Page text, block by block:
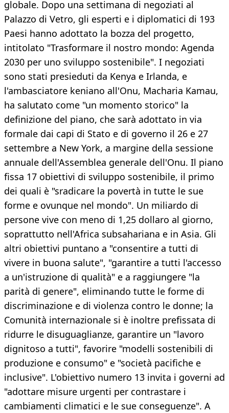
globale. Dopo una settimana di negoziati al
Palazzo di Vetro, gli esperti e i diplomatici di 193
Paesi hanno adottato la bozza del progetto,
intitolato "Trasformare il nostro mondo: Agenda
2030 per uno sviluppo sostenibile". I negoziati
sono stati presieduti da Kenya e Irlanda, e
l'ambasciatore keniano all'Onu, Macharia Kamau,
ha salutato come "un momento storico" la
definizione del piano, che sarà adottato in via
formale dai capi di Stato e di governo il 26 e 27
settembre a New York, a margine della sessione
annuale dell'Assemblea generale dell'Onu. Il piano
fissa 17 obiettivi di sviluppo sostenibile, il primo
dei quali è "sradicare la povertà in tutte le sue
forme e ovunque nel mondo". Un miliardo di
persone vive con meno di 1,25 dollaro al giorno,
soprattutto nell'Africa subsahariana e in Asia. Gli
altri obiettivi puntano a "consentire a tutti di
vivere in buona salute", "garantire a tutti l'accesso
a un'istruzione di qualità" e a raggiungere "la
parità di genere", eliminando tutte le forme di
discriminazione e di violenza contro le donne; la
Comunità internazionale si è inoltre prefissata di
ridurre le disuguaglianze, garantire un "lavoro
dignitoso a tutti", favorire "modelli sostenibili di
produzione e consumo" e "società pacifiche e
inclusive". L'obiettivo numero 13 invita i governi ad
"adottare misure urgenti per contrastare i
cambiamenti climatici e le sue conseguenze". A